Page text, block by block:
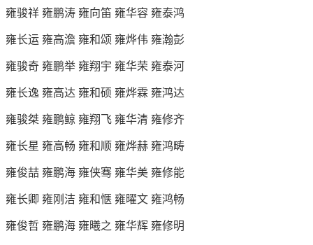
雍骏祥 雍鹏涛 雍向笛 雍华容 雍泰鸿
雍长运 雍高澹 雍和颂 雍烨伟 雍瀚彭
雍骏奇 雍鹏举 雍翔宇 雍华荣 雍泰河
雍长逸 雍高达 雍和硕 雍烨霖 雍鸿达
雍骏桀 雍鹏鲸 雍翔飞 雍华清 雍修齐
雍长星 雍高畅 雍和顺 雍烨赫 雍鸿畴
雍俊喆 雍鹏海 雍侠骞 雍华美 雍修能
雍长卿 雍刚洁 雍和惬 雍曜文 雍鸿畅
雍俊哲 雍鹏海 雍曦之 雍华辉 雍修明